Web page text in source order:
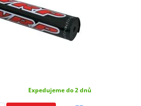
Expedujeme do 2 dnů